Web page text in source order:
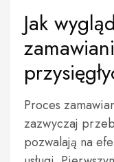
Jak
Proces
zazwyczaj
pozwalają na